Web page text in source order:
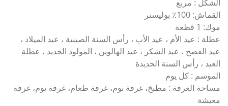
الشكل : مربع
القماش: 100٪ بوليستر
موك: 1 قطعة
عطلة : عيد الأم ، عيد الأب ، رأس السنة الصينية ، عيد الميلاد ،
عيد الفصح ، عيد الشكر ، عيد الهالوين ، المولود الجديد ، عطلة
العيد ، رأس السنة الجديدة
الموسم : كل يوم
مساحة الغرفة : مطبخ، غرفة نوم، غرفة طعام، غرفة نوم، غرفة
معيشة